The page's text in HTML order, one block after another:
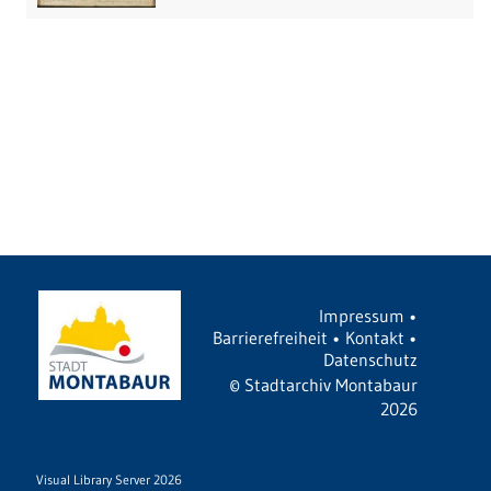
Impressum •
Barrierefreiheit • Kontakt •
Datenschutz
© Stadtarchiv Montabaur
2026
Visual Library Server 2026